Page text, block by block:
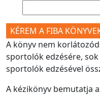
A könyv nem
sportolók edzésére,
sportolók edzésével
A kézikönyv bemutatja